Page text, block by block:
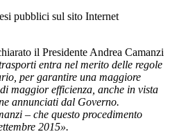
pubblici sul sito Internet
il Presidente Andrea Camanzi
entra nel merito delle regole
per garantire una maggiore
maggior efficienza, anche in vista
annunciati dal Governo.
– che questo procedimento
2015».